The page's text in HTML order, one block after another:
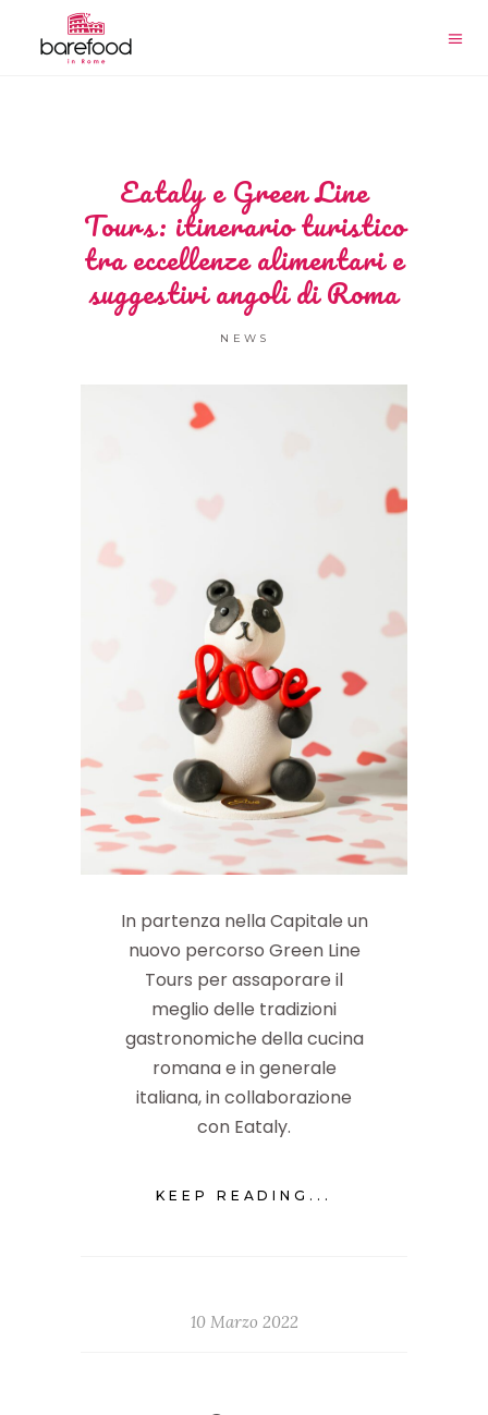
Eataly e Green Line
Tours: itinerario turistico
tra eccellenze alimentari e
suggestivi angoli di Roma
NEWS
In partenza nella Capitale un
nuovo percorso Green Line
Tours per assaporare il
meglio delle tradizioni
gastronomiche della cucina
romana e in generale
italiana, in collaborazione
con Eataly.
KEEP READING...
10 Marzo 2022